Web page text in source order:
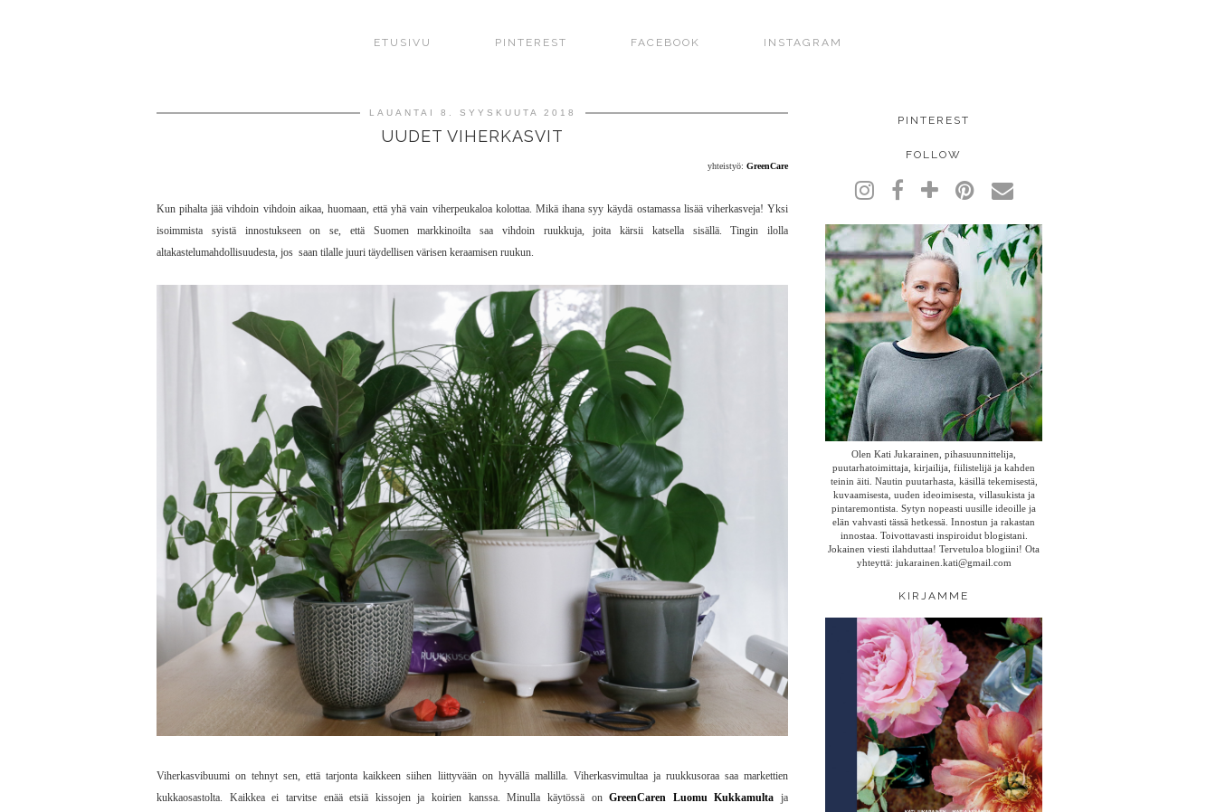
ETUSIVU PINTEREST FACEBOOK INSTAGRAM
LAUANTAI 8. SYYSKUUTA 2018
UUDET VIHERKASVIT
yhteistyö: GreenCare
Kun pihalta jää vihdoin vihdoin aikaa, huomaan, että yhä vain viherpeukaloa kolottaa. Mikä ihana syy käydä ostamassa lisää viherkasveja! Yksi
isoimmista syistä innostukseen on se, että Suomen markkinoilta saa vihdoin ruukkuja, joita kärsii katsella sisällä. Tingin ilolla
altakastelumahdollisuudesta, jos saan tilalle juuri täydellisen värisen keraamisen ruukun.
Viherkasvibuumi on tehnyt sen, että tarjonta kaikkeen siihen liittyvään on hyvällä mallilla. Viherkasvimultaa ja ruukkusoraa saa markettien
kukkaosastolta. Kaikkea ei tarvitse enää etsiä kissojen ja koirien kanssa. Minulla käytössä onGreenCaren Luomu Kukkamulta ja
PINTEREST
FOLLOW
Olen Kati Jukarainen, pihasuunnittelija,
puutarhatoimittaja, kirjailija, fiilistelijä ja kahden
teinin äiti. Nautin puutarhasta, käsillä tekemisestä,
kuvaamisesta, uuden ideoimisesta, villasukista ja
pintaremontista. Sytyn nopeasti uusille ideoille ja
elän vahvasti tässä hetkessä. Innostun ja rakastan
innostaa. Toivottavasti inspiroidut blogistani.
Jokainen viesti ilahduttaa! Tervetuloa blogiini! Ota
yhteyttä: jukarainen.kati@gmail.com
KIRJAMME